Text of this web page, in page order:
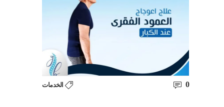
الخدمات 0